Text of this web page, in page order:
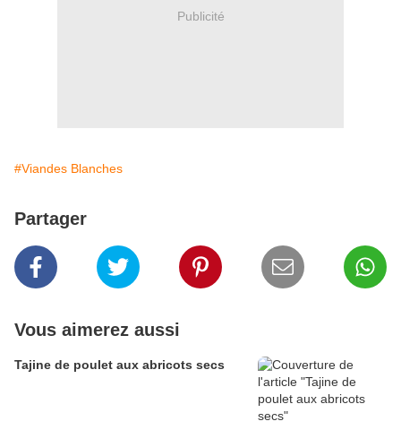
Publicité
#Viandes Blanches
Partager
Vous aimerez aussi
Tajine de poulet aux abricots secs